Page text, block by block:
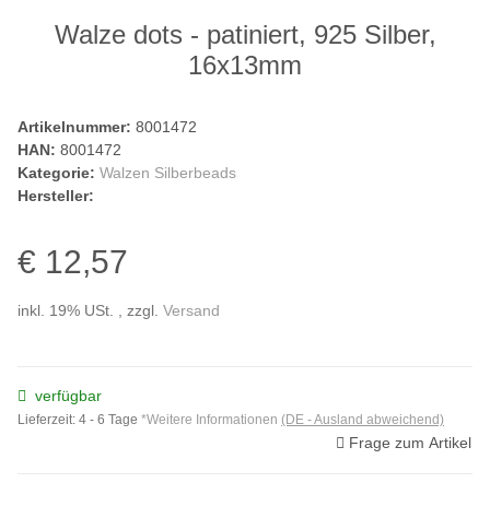
Walze dots - patiniert, 925 Silber,
16x13mm
Artikelnummer: 8001472
HAN: 8001472
Kategorie: Walzen Silberbeads
Hersteller:
€ 12,57
inkl. 19% USt. , zzgl. Versand
verfügbar
Lieferzeit: 4 - 6 Tage *Weitere Informationen (DE - Ausland abweichend)
Frage zum Artikel